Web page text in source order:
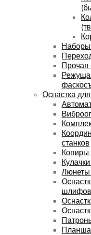
Наборы
Прочая
Оснастка
станков
Копиры
Люнеты